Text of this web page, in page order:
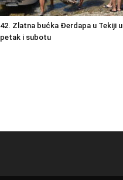
42. Zlatna bućka Đerdapa u Tekiji u
petak i subotu